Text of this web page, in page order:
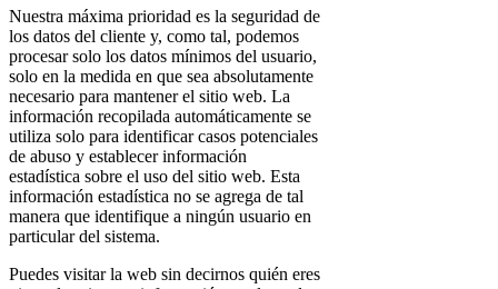
Nuestra máxima prioridad es la seguridad de
los datos del cliente y, como tal, podemos
procesar solo los datos mínimos del usuario,
solo en la medida en que sea absolutamente
necesario para mantener el sitio web. La
información recopilada automáticamente se
utiliza solo para identificar casos potenciales
de abuso y establecer información
estadística sobre el uso del sitio web. Esta
información estadística no se agrega de tal
manera que identifique a ningún usuario en
particular del sistema.
Puedes visitar la web sin decirnos quién eres